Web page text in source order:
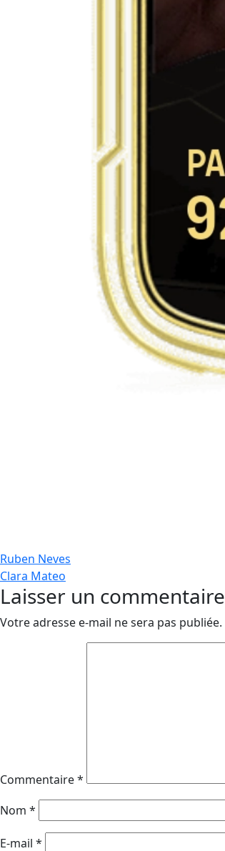
Navigation
de
l’article
Ruben Neves
Clara Mateo
Laisser un commentaire
Votre adresse e-mail ne sera pas publiée.
Commentaire*
Nom *
E-mail *